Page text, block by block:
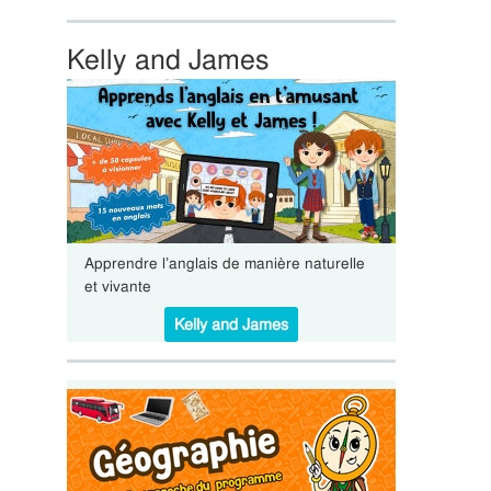
Kelly and James
Apprendre l’anglais de manière naturelle
et vivante
Kelly and James